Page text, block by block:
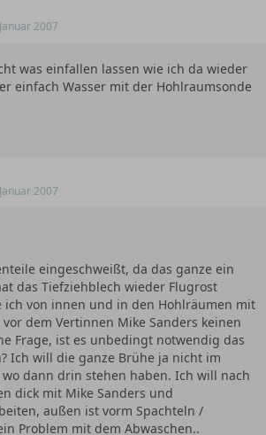
2007
was einfallen lassen wie ich da wieder
einfach Wasser mit der Hohlraumsonde
2007
eingeschweißt, da das ganze ein
das Tiefziehblech wieder Flugrost
ich von innen und in den Hohlräumen mit
dem Vertinnen Mike Sanders keinen
Frage, ist es unbedingt notwendig das
Ich will die ganze Brühe ja nicht im
dann drin stehen haben. Ich will nach
dick mit Mike Sanders und
außen ist vorm Spachteln /
Problem mit dem Abwaschen..